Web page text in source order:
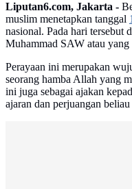
Liputan6.com, Jakarta -
muslim menetapkan tanggal
nasional. Pada hari tersebut
Muhammad SAW atau yang
Perayaan ini merupakan
seorang hamba Allah yang
ini juga sebagai ajakan
ajaran dan perjuangan